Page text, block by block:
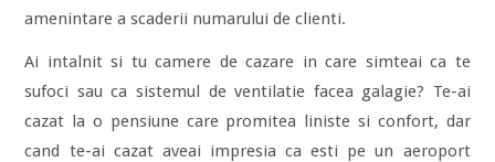
amenintare a scaderii numarului de clienti.
Ai intalnit si tu camere de cazare in care simteai ca te
sufoci sau ca sistemul de ventilatie facea galagie? Te-ai
cazat la o pensiune care promitea liniste si confort, dar
cand te-ai cazat aveai impresia ca esti pe un aeroport